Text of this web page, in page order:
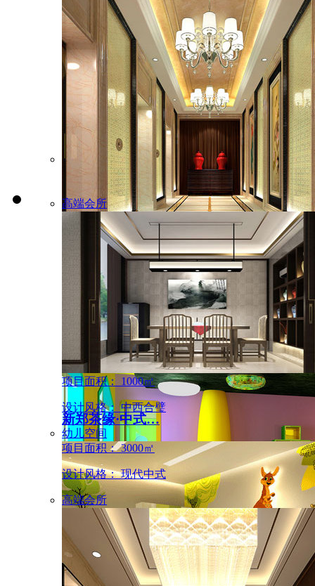
山东龙脉庄园私人会…
项目面积： 1000㎡
设计风格： 中式混搭
幼儿空间
郑州名仕雅集高级商…
项目面积： 1000㎡
设计风格： 中西合璧
幼儿空间
高端会所
新郑茶缘·中式…
项目面积： 3000㎡
设计风格： 现代中式
高端会所